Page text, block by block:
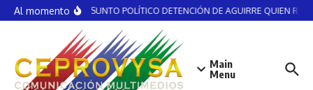
Saltar al contenido
Al momentoNO ES ASUNTO POLÍTICO DETENCIÓN DE AGUIRRE QUIEN
Main
Menu